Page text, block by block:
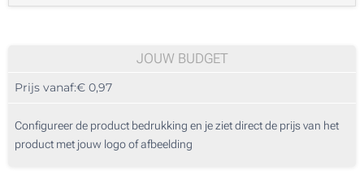
50
250
JOUW BUDGET
Prijs vanaf:€ 0,97
Configureer de product bedrukking en je ziet direct de prijs van het
product met jouw logo of afbeelding